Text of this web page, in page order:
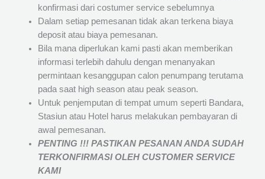
konfirmasi dari costumer service sebelumnya
Dalam setiap pemesanan tidak akan terkena biaya
deposit atau biaya pemesanan.
Bila mana diperlukan kami pasti akan memberikan
informasi terlebih dahulu dengan menanyakan
permintaan kesanggupan calon penumpang terutama
pada saat high season atau peak season.
Untuk penjemputan di tempat umum seperti Bandara,
Stasiun atau Hotel harus melakukan pembayaran di
awal pemesanan.
PENTING !!! PASTIKAN PESANAN ANDA SUDAH
TERKONFIRMASI OLEH CUSTOMER SERVICE
KAMI